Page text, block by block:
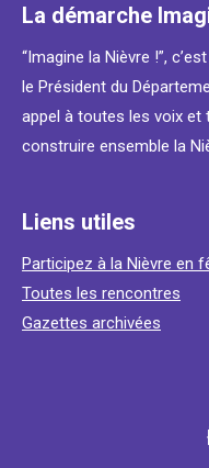
La démarche
“Imagine la Nièvre !”,
le Président du
appel à toutes les voix
construire ensemble la
Liens utiles
Participez à la Nièvre en
Toutes les rencontres
Gazettes archivées